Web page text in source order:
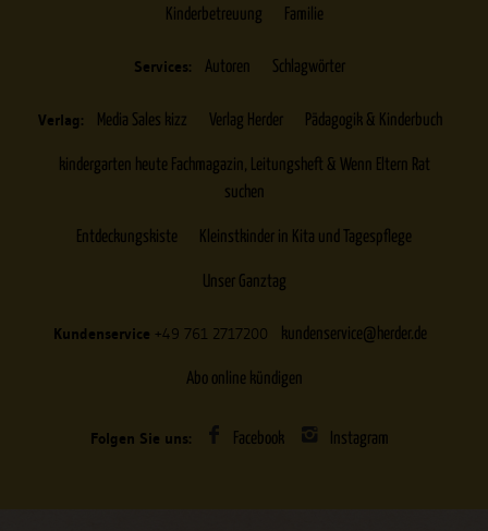
Kinderbetreuung Familie
Services: Autoren Schlagwörter
Verlag: Media Sales kizz Verlag Herder Pädagogik & Kinderbuch
kindergarten heute Fachmagazin, Leitungsheft & Wenn Eltern Rat
suchen
Entdeckungskiste Kleinstkinder in Kita und Tagespflege
Unser Ganztag
Kundenservice +49 761 2717200 kundenservice@herder.de
Abo online kündigen
Folgen Sie uns: Facebook Instagram